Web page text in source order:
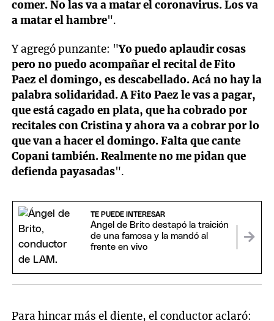
comer. No las va a matar el coronavirus. Los va
a matar el hambre".
Y agregó punzante: "Yo puedo aplaudir cosas
pero no puedo acompañar el recital de Fito
Paez el domingo, es descabellado. Acá no hay la
palabra solidaridad. A Fito Paez le vas a pagar,
que está cagado en plata, que ha cobrado por
recitales con Cristina y ahora va a cobrar por lo
que van a hacer el domingo. Falta que cante
Copani también. Realmente no me pidan que
defienda payasadas".
TE PUEDE INTERESAR
Ángel de Brito destapó la traición
de una famosa y la mandó al
frente en vivo
Para hincar más el diente, el conductor aclaró: